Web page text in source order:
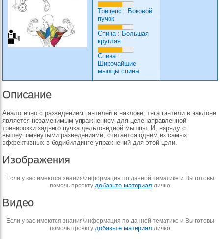
Трицепс : Боковой
пучок
Спина: Большая
круглая
Спина:
Широчайшие
мышцы спины
Описание
Аналогично с разведением гантелей в наклоне, тяга гантели в наклоне
является незаменимым упражнением для целенаправленной
тренировки заднего пучка дельтовидной мышцы. И, наряду с
вышеупомянутыми разведениями, считается одним из самых
эффективных в бодибилдинге упражнений для этой цели.
Изображения
Если у вас имеются знания\информация по данной тематике и Вы готовы
помочь проекту добавьте материал лично
Видео
Если у вас имеются знания\информация по данной тематике и Вы готовы
помочь проекту добавьте материал лично